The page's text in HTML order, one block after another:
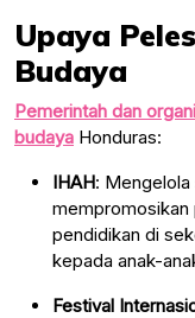
Upaya
Budaya
Pemerintah dan
budaya Honduras:
IHAH:
mempromosikan
pendidikan di
kepada anak-
Festival